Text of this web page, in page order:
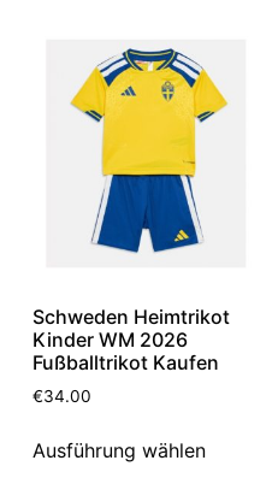
Schweden Heimtrikot
Kinder WM 2026
Fußballtrikot Kaufen
€34.00
Ausführung wählen